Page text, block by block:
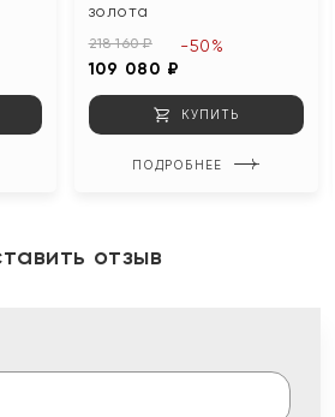
золота
218 160 ₽
109 080 ₽
-50%
КУПИТЬ
ПОДРОБНЕЕ
отзыв